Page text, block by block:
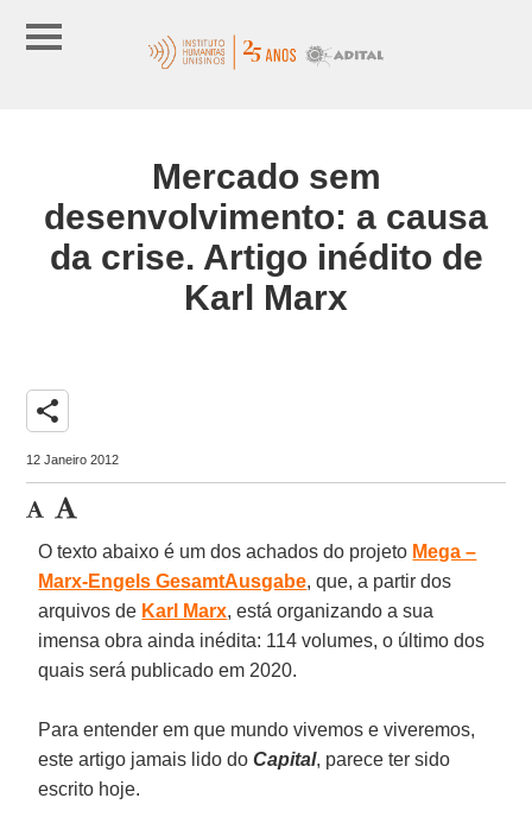
Mercado sem
desenvolvimento: a causa
da crise. Artigo inédito de
Karl Marx
share
12 Janeiro 2012
O texto abaixo é um dos achados do projeto Mega –
Marx-Engels GesamtAusgabe, que, a partir dos
arquivos de Karl Marx, está organizando a sua
imensa obra ainda inédita: 114 volumes, o último dos
quais será publicado em 2020.
Para entender em que mundo vivemos e viveremos,
este artigo jamais lido doCapital, parece ter sido
escrito hoje.